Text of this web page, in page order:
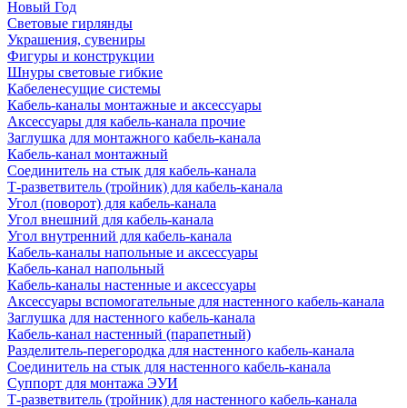
Новый Год
Световые гирлянды
Украшения, сувениры
Фигуры и конструкции
Шнуры световые гибкие
Кабеленесущие системы
Кабель-каналы монтажные и аксессуары
Аксессуары для кабель-канала прочие
Заглушка для монтажного кабель-канала
Кабель-канал монтажный
Соединитель на стык для кабель-канала
Т-разветвитель (тройник) для кабель-канала
Угол (поворот) для кабель-канала
Угол внешний для кабель-канала
Угол внутренний для кабель-канала
Кабель-каналы напольные и аксессуары
Кабель-канал напольный
Кабель-каналы настенные и аксессуары
Аксессуары вспомогательные для настенного кабель-канала
Заглушка для настенного кабель-канала
Кабель-канал настенный (парапетный)
Разделитель-перегородка для настенного кабель-канала
Соединитель на стык для настенного кабель-канала
Суппорт для монтажа ЭУИ
Т-разветвитель (тройник) для настенного кабель-канала